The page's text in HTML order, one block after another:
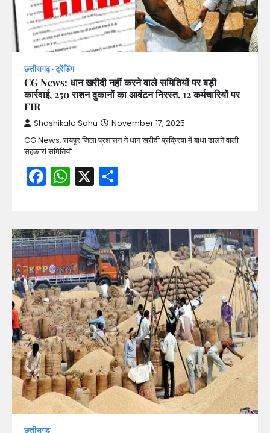
छत्तीसगढ़ ट्रेंडिंग
CG News: धान खरीदी नहीं करने वाले समितियों पर बड़ी
कार्रवाई, 250 राशन दुकानों का आवंटन निरस्त, 12 कर्मचारियों पर
FIR
Shashikala Sahu November 17, 2025
CG News: रायपुर जिला प्रशासन ने धान खरीदी प्रक्रिया में बाधा डालने वाली
सहकारी समितियों…
Facebook
WhatsApp
X
छत्तीसगढ़